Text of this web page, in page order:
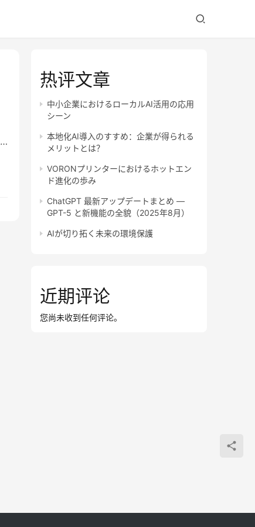
热评文章
中小企業におけるローカルAI活用の応用
シーン
本地化AI導入のすすめ：企業が得られる
メリットとは？
VORONプリンターにおけるホットエン
ド進化の歩み
ChatGPT 最新アップデートまとめ —
GPT-5 と新機能の全貌（2025年8月）
AIが切り拓く未来の環境保護
近期评论
您尚未收到任何评论。